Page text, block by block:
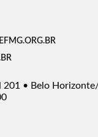
201 • Belo